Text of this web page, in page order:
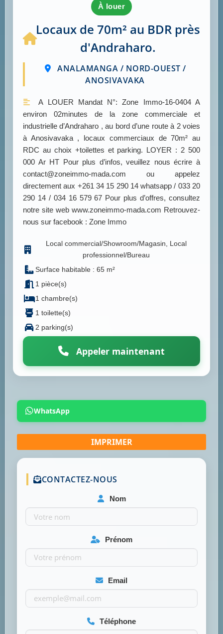
à louer
Locaux de 70m² au BDR près
d'Andraharo.
ANALAMANGA / NORD-OUEST /
ANOSIVAVAKA
A LOUER Mandat N°: Zone Immo-16-0404 A
environ 02minutes de la zone commerciale et
industrielle d’Andraharo , au bord d’une route à 2 voies
à Anosivavaka , locaux commerciaux de 70m² au
RDC au choix +toilettes et parking. LOYER : 2 500
000 Ar HT Pour plus d’infos, veuillez nous écrire à
contact@zoneimmo-mada.com ou appelez
directement aux +261 34 15 290 14 whatsapp / 033 20
290 14 / 034 16 579 67 Pour plus d’offres, consultez
notre site web www.zoneimmo-mada.com Retrouvez-
nous sur facebook : Zone Immo
Local commercial/Showroom/Magasin, Local
professionnel/Bureau
Surface habitable : 65 m²
1 pièce(s)
1 chambre(s)
1 toilette(s)
2 parking(s)
Appeler maintenant
WhatsApp
CONTACTEZ-NOUS
Nom
Prénom
Email
Téléphone